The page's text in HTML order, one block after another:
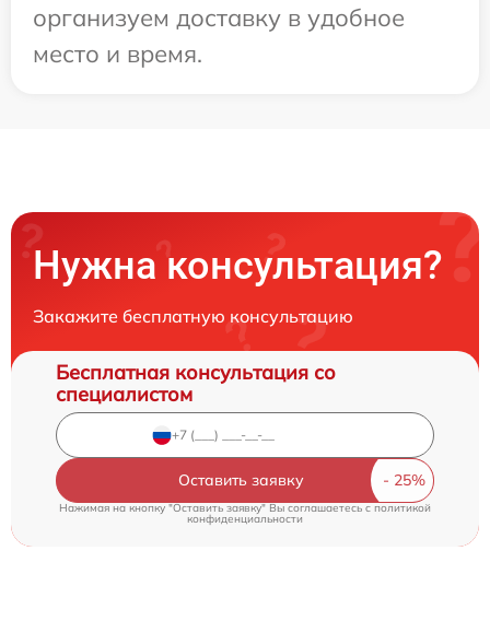
организуем доставку в удобное
место и время.
Нужна консультация?
Закажите бесплатную консультацию
Бесплатная консультация со
специалистом
Оставить заявку
Нажимая на кнопку "Оставить заявку" Вы соглашаетесь cполитикой
конфиденциальности